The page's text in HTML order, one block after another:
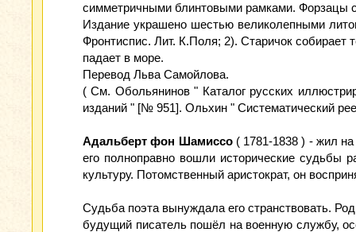
симметричными блинтовыми рамками. Форзацы
Издание украшено шестью великолепными
Фронтиспис. Лит. К.Поля; 2). Старичок
падает в море.
Перевод Льва Самойлова.
( См. Обольянинов " Каталог русских
изданий " [№ 951]. Ольхин " Систематический
Адальберт фон Шамиссо( 1781-1838 ) - жил
его полноправно вошли исторические судьбы
культуру. Потомственный аристократ, он
Судьба поэта вынуждала его странствовать.
будущий писатель пошёл на военную службу,